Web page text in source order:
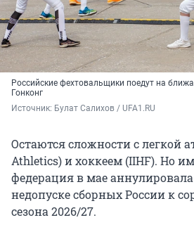
Российские фехтовальщики поедут на
Гонконг
Источник: Булат Салихов / UFA1.RU
Остаются сложности с легкой
Athletics) и хоккеем (IIHF). Но
федерация в мае
недопуске сборных России к
сезона 2026/27.